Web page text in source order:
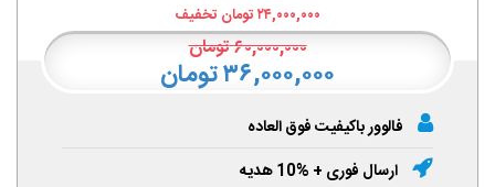
۲۴,۰۰۰,۰۰۰تومان تخفیف
۶۰,۰۰۰,۰۰۰تومان
۳۶,۰۰۰,۰۰۰ تومان
فالوور باکیفیت فوق العاده
ارسال فوری + %10 هدیه